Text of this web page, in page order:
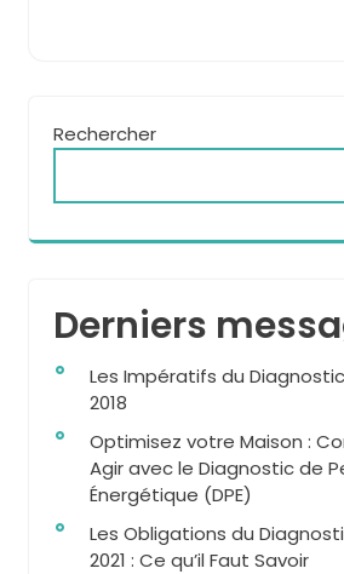
Rechercher
Derniers
Les Impératifs du
2018
Optimisez votre Maison :
Agir avec le Diagnostic de
Énergétique (DPE)
Les Obligations du
2021 : Ce qu’il Faut Savoir